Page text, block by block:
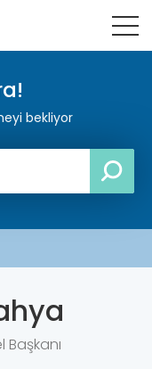
bekliyor
Başkanı